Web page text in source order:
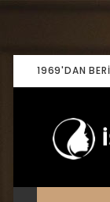
1969'DAN